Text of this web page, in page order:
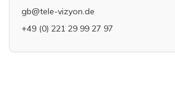
gb@tele-vizyon.de
+49 (0) 221 29 99 27 97